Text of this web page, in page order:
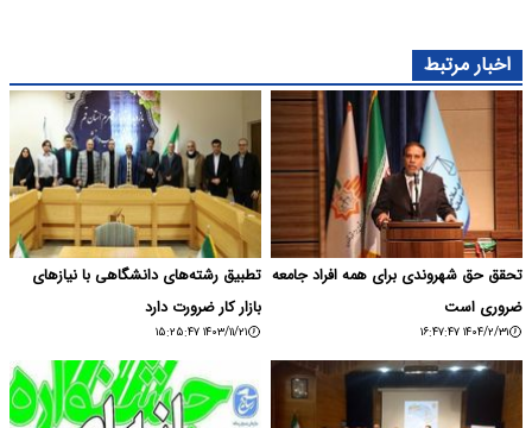
اخبار مرتبط
تحقق حق شهروندی برای همه افراد جامعه
ضروری است
۱۴۰۴/۲/۳۱ ۱۶:۴۷:۴۷
تطبیق رشته‌های دانشگاهی با نیازهای
بازار کار ضرورت دارد
۱۴۰۳/۱۱/۲۱ ۱۵:۲۵:۴۷